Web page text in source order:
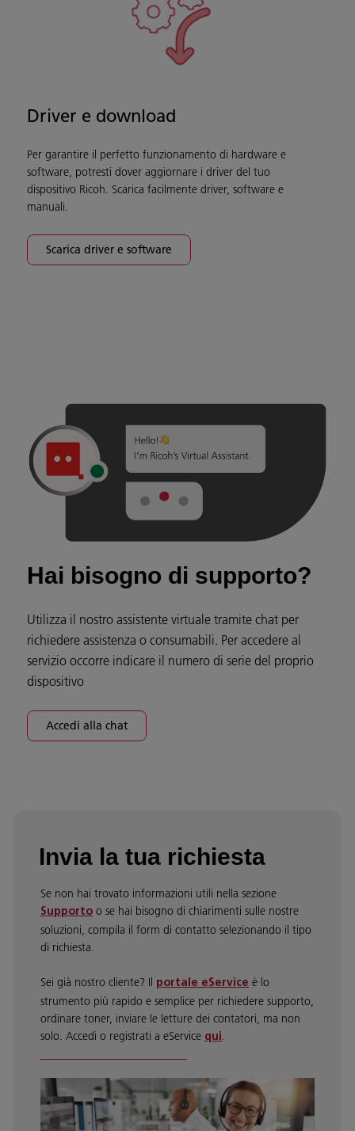
Driver e download
Per garantire il perfetto funzionamento di hardware e
software, potresti dover aggiornare i driver del tuo
dispositivo Ricoh. Scarica facilmente driver, software e
manuali.
Scarica driver e software
Hai bisogno di supporto?
Utilizza il nostro assistente virtuale tramite chat per
richiedere assistenza o consumabili. Per accedere al
servizio occorre indicare il numero di serie del proprio
dispositivo
Accedi alla chat
Invia la tua richiesta
Se non hai trovato informazioni utili nella sezione
Supporto o se hai bisogno di chiarimenti sulle nostre
soluzioni, compila il form di contatto selezionando il tipo
di richiesta.
Sei già nostro cliente? Il portale eService è lo
strumento più rapido e semplice per richiedere supporto,
ordinare toner, inviare le letture dei contatori, ma non
solo. Accedi o registrati a eService qui.